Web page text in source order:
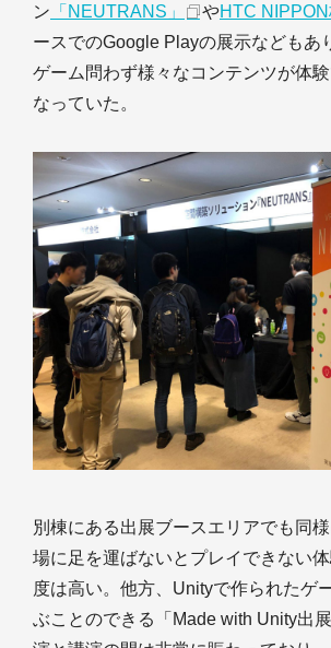
ン 「NEUTRANS」 やHTC
ースでのGoogle Playの展示などもあ
ゲーム問わず様々なコンテンツが体
なっていた。
別棟にある出展ブースエリアでも同
場に足を運ばないとプレイできない
度は高い。他方、Unityで作られたゲ
ぶことのできる「Made with Unity出